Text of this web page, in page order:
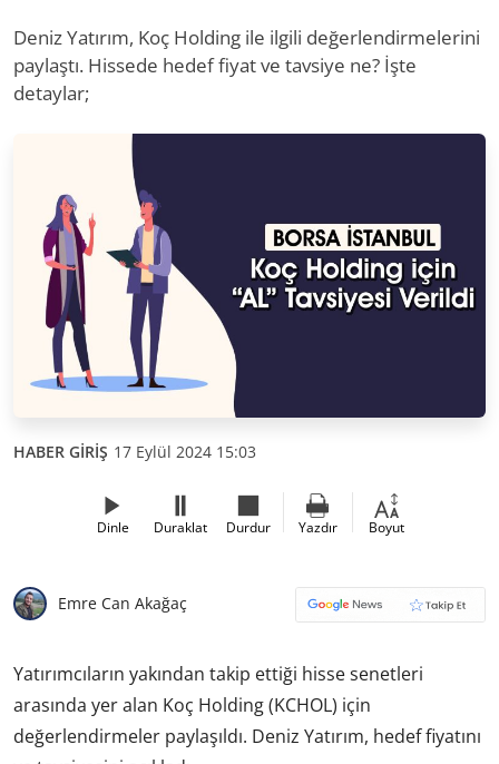
Deniz Yatırım, Koç Holding ile ilgili değerlendirmelerini
paylaştı. Hissede hedef fiyat ve tavsiye ne? İşte
detaylar;
HABER GİRİŞ 17 Eylül 2024 15:03
Dinle Duraklat Durdur Yazdır Boyut
Emre Can Akağaç
Yatırımcıların yakından takip ettiği hisse senetleri
arasında yer alan Koç Holding (KCHOL) için
değerlendirmeler paylaşıldı. Deniz Yatırım, hedef fiyatını